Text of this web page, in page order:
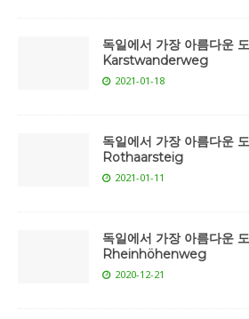
독일에서 가장 아름다운
Karstwanderweg
2021-01-18
독일에서 가장 아름다운
Rothaarsteig
2021-01-11
독일에서 가장 아름다운
Rheinhöhenweg
2020-12-21